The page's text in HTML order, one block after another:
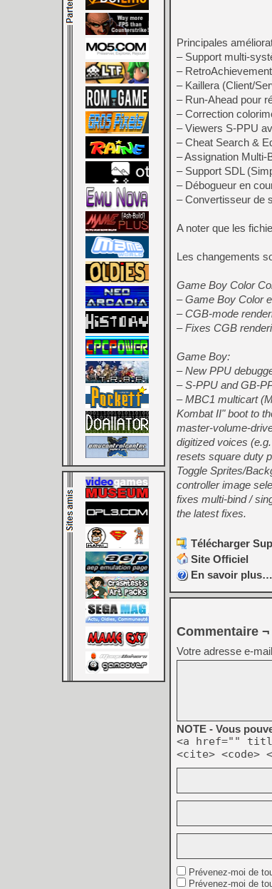
Principales
– Support multi-
–
– Kaillera (Client/
– Run‑Ahead pour
– Correction
– Viewers S-PPU
– Cheat Search &
– Assignation Multi-
– Support SDL
– Débogueur en
– Convertisseur de
A noter que les
Les changements
Game Boy Color
– Game Boy Color
– CGB-mode
– Fixes CGB
Game Boy:
– New PPU
– S-PPU and GB-
– MBC1 multicart
Kombat II" boot to
master-volume-
digitized voices
resets square duty
Toggle Sprites/
controller image
fixes multi-bind /
the latest fixes.
Télécharger
Site Officiel
En savoir plus…
Commentaire ¬
Votre adresse e-
NOTE - Vous
<a href=""
<cite> <code>
Prévenez-moi de
Prévenez-moi de